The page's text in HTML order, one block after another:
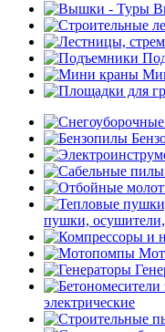
пушки,
электрические